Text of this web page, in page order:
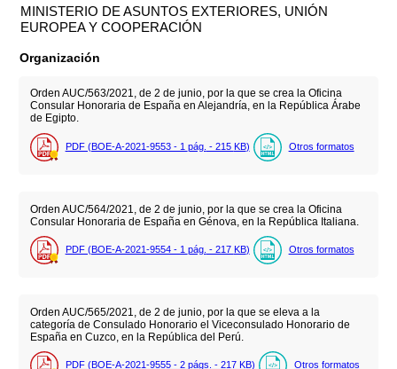
MINISTERIO DE ASUNTOS EXTERIORES, UNIÓN
EUROPEA Y COOPERACIÓN
Organización
Orden AUC/563/2021, de 2 de junio, por la que se crea la Oficina
Consular Honoraria de España en Alejandría, en la República Árabe
de Egipto.
PDF (BOE-A-2021-9553 - 1 pág. - 215 KB) Otros formatos
Orden AUC/564/2021, de 2 de junio, por la que se crea la Oficina
Consular Honoraria de España en Génova, en la República Italiana.
PDF (BOE-A-2021-9554 - 1 pág. - 217 KB) Otros formatos
Orden AUC/565/2021, de 2 de junio, por la que se eleva a la
categoría de Consulado Honorario el Viceconsulado Honorario de
España en Cuzco, en la República del Perú.
PDF (BOE-A-2021-9555 - 2 págs. - 217 KB) Otros formatos